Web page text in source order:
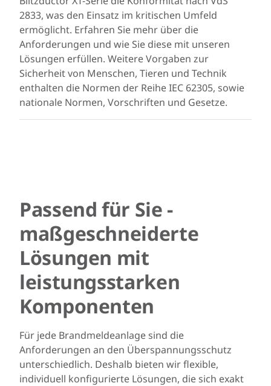
2833, was den Einsatz im kritischen Umfeld
ermöglicht. Erfahren Sie mehr über die
Anforderungen und wie Sie diese mit unseren
Lösungen erfüllen. Weitere Vorgaben zur
Sicherheit von Menschen, Tieren und Technik
enthalten die Normen der Reihe IEC 62305, sowie
nationale Normen, Vorschriften und Gesetze.
Passend für Sie -
maßgeschneiderte
Lösungen mit
leistungsstarken
Komponenten
Für jede Brandmeldeanlage sind die
Anforderungen an den Überspannungsschutz
unterschiedlich. Deshalb bieten wir flexible,
individuell konfigurierte Lösungen, die sich exakt